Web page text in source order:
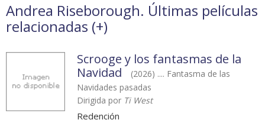
Andrea Riseborough. Últimas películas
relacionadas (+)
Scrooge y los fantasmas de la
Navidad
(2026) .... Fantasma de las
Navidades pasadas
Dirigida por Ti West
Redención